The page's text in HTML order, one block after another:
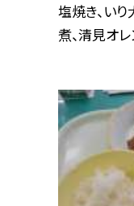
塩焼き、い
煮、清見オ